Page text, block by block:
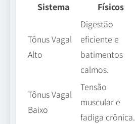
Sistema
Físicos
Tônus Vagal
Alto
Digestão
eficiente e
batimentos
calmos.
Tônus Vagal
Baixo
Tensão
muscular e
fadiga crônica.